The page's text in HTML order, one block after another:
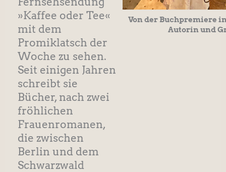
»Kaffee oder Tee«
mit dem
Promiklatsch der
Woche zu sehen.
Seit einigen Jahren
schreibt sie
Bücher, nach zwei
fröhlichen
Frauenromanen,
die zwischen
Berlin und dem
Schwarzwald
Von der Buchpremiere
Autorin und